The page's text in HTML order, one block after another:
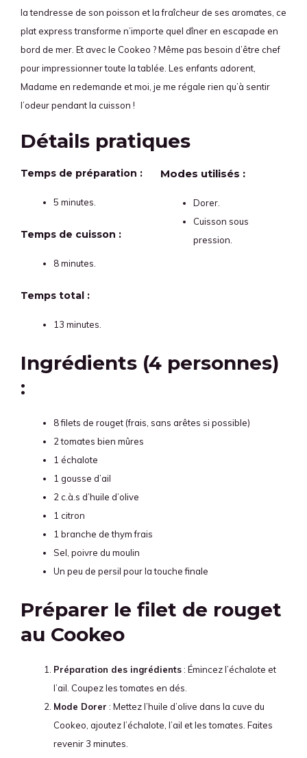
la tendresse de son poisson et la fraîcheur de ses aromates, ce
plat express transforme n’importe quel dîner en escapade en
bord de mer. Et avec le Cookeo ? Même pas besoin d’être chef
pour impressionner toute la tablée. Les enfants adorent,
Madame en redemande et moi, je me régale rien qu’à sentir
l’odeur pendant la cuisson !
Détails pratiques
Temps de préparation :
5 minutes.
Temps de cuisson :
8 minutes.
Temps total :
13 minutes.
Modes utilisés :
Dorer.
Cuisson sous
pression.
Ingrédients (4 personnes)
:
8 filets de rouget (frais, sans arêtes si possible)
2 tomates bien mûres
1 échalote
1 gousse d’ail
2 c.à.s d’huile d’olive
1 citron
1 branche de thym frais
Sel, poivre du moulin
Un peu de persil pour la touche finale
Préparer le filet de rouget
au Cookeo
Préparation des ingrédients: Émincez l’échalote et
l’ail. Coupez les tomates en dés.
Mode Dorer : Mettez l’huile d’olive dans la cuve du
Cookeo, ajoutez l’échalote, l’ail et les tomates. Faites
revenir 3 minutes.